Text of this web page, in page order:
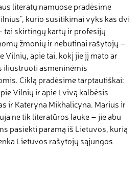
literatų namuose pradėsime
kurio susitikimai vyks kas dvi
tai skirtingų kartų ir profesijų
žmonių ir nebūtinai rašytojų –
Vilnių, apie tai, kokį jie jį mato ar
iliustruoti asmeninėmis
Ciklą pradėsime tarptautiškai:
Vilnių ir apie Lvivą kalbėsis
ir Kateryna Mikhalicyna. Marius ir
ne tik literatūros lauke – jie abu
pasiekti paramą iš Lietuvos, kurią
Lietuvos rašytojų sąjungos